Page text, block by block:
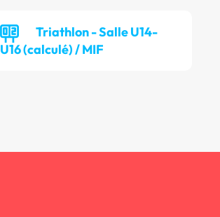
Triathlon - Salle U14-
U16 (calculé) / MIF